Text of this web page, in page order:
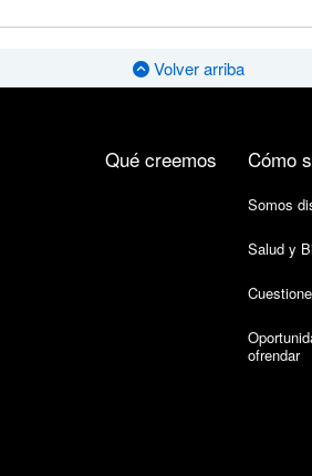
Volver arriba
Qué creemos Cómo
Somos
Salud y
ofrendar